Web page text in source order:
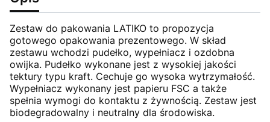
Zestaw do pakowania LATIKO to propozycja
gotowego opakowania prezentowego. W skład
zestawu wchodzi pudełko, wypełniacz i ozdobna
owijka. Pudełko wykonane jest z wysokiej jakości
tektury typu kraft. Cechuje go wysoka wytrzymałość.
Wypełniacz wykonany jest papieru FSC a także
spełnia wymogi do kontaktu z żywnością. Zestaw jest
biodegradowalny i neutralny dla środowiska.